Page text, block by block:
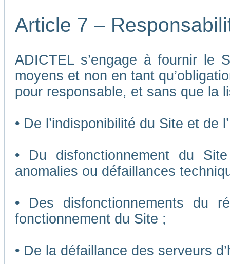
Article 7 –
ADICTEL s’engage à fournir le
moyens et non en tant
pour responsable, et sans que la
• De l’indisponibilité du Site et de
• Du disfonctionnement du
anomalies ou défaillances
• Des disfonctionnements du
fonctionnement du Site ;
• De la défaillance des serveurs